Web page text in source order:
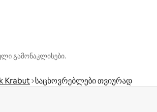
გამონაკლისები.
Krabut საცხოვრებლები თვიურად